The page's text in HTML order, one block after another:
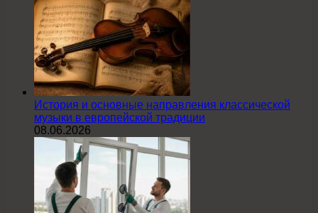
История и основные направления классической
музыки в европейской традиции
08.06.2026